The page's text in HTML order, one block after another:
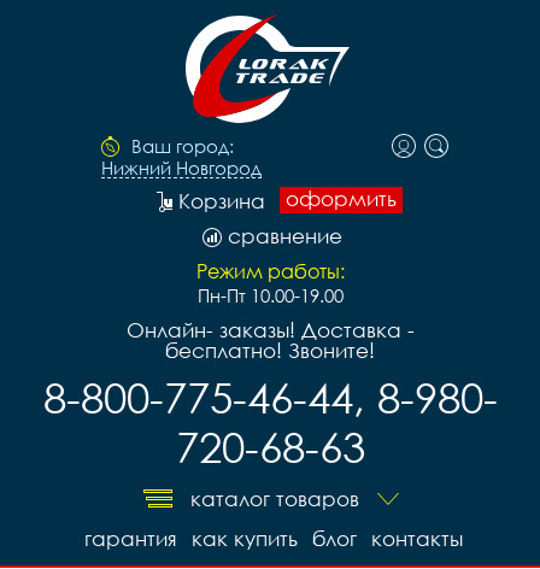
Ваш город:
Нижний Новгород
оформить
Корзина
сравнение
Режим работы:
Пн-Пт 10.00-19.00
Онлайн- заказы! Доставка -
бесплатно! Звоните!
8-800-775-46-44, 8-980-
720-68-63
каталог товаров
контакты
блог
как купить
гарантия